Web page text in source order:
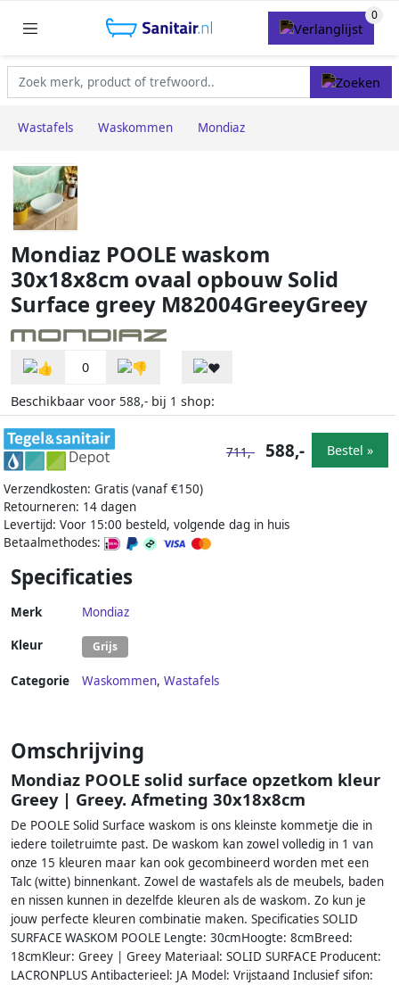
Wastafels Waskommen Mondiaz
Mondiaz POOLE waskom
30x18x8cm ovaal opbouw Solid
Surface greey M82004GreeyGreey
0
Beschikbaar voor 588,- bij 1 shop:
Verzendkosten: Gratis (vanaf €150)
Retourneren: 14 dagen
Levertijd: Voor 15:00 besteld, volgende dag in huis
Betaalmethodes:
711,- 588,- Bestel »
Specificaties
Merk Mondiaz
Kleur Grijs
Categorie Waskommen, Wastafels
Omschrijving
Mondiaz POOLE solid surface opzetkom kleur
Greey | Greey. Afmeting 30x18x8cm
De POOLE Solid Surface waskom is ons kleinste kommetje die in
iedere toiletruimte past. De waskom kan zowel volledig in 1 van
onze 15 kleuren maar kan ook gecombineerd worden met een
Talc (witte) binnenkant. Zowel de wastafels als de meubels, baden
en nissen kunnen in dezelfde kleuren als de waskom. Zo kun je
jouw perfecte kleuren combinatie maken. Specificaties SOLID
SURFACE WASKOM POOLE Lengte: 30cmHoogte: 8cmBreed:
18cmKleur: Greey | Greey Materiaal: SOLID SURFACE Producent:
LACRONPLUS Antibacterieel: JA Model: Vrijstaand Inclusief sifon: